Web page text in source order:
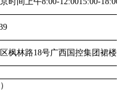
枫林路18号广西国控集团裙楼